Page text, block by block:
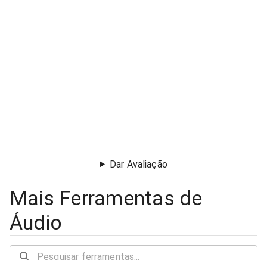
Dar Avaliação
Mais Ferramentas de
Áudio